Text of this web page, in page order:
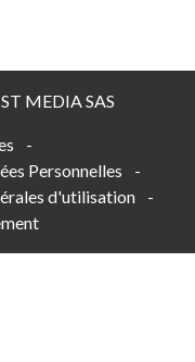
MEDIA SAS
-
Personnelles
-
d'utilisation
-